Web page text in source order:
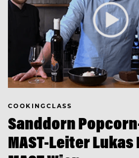
COOKINGCLASS
Sanddorn
MAST-Leiter